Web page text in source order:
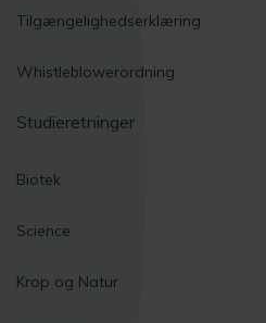
Tilgængelighedserklæring
Whistleblowerordning
Studieretninger
Biotek
Science
Krop og Natur